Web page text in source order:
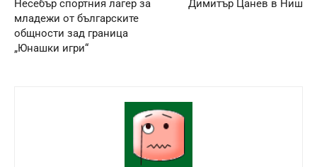
Несебър спортния лагер за
младежи от българските
общности зад граница
„Юнашки игри“
Димитър Цанев в Ниш